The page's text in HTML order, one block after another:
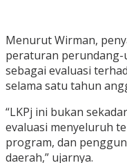
Menurut Wirman,
peraturan perundang-
sebagai evaluasi
selama satu tahun
“LKPj ini bukan
evaluasi menyeluruh
program, dan
daerah,” ujarnya.